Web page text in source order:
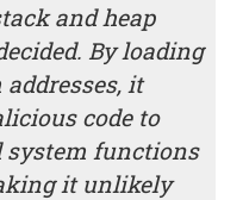
and heap
By loading
it
code to
system functions
it unlikely